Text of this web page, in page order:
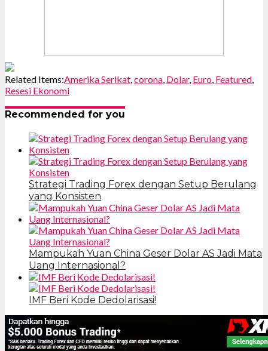
Related Items:Amerika Serikat corona Dolar, Euro Featured
Resesi Ekonomi
Recommended for you
Strategi Trading Forex dengan Setup Berulang
yang Konsisten
Mampukah Yuan China Geser Dolar AS Jadi Mata
Uang Internasional?
IMF Beri Kode Dedolarisasi!